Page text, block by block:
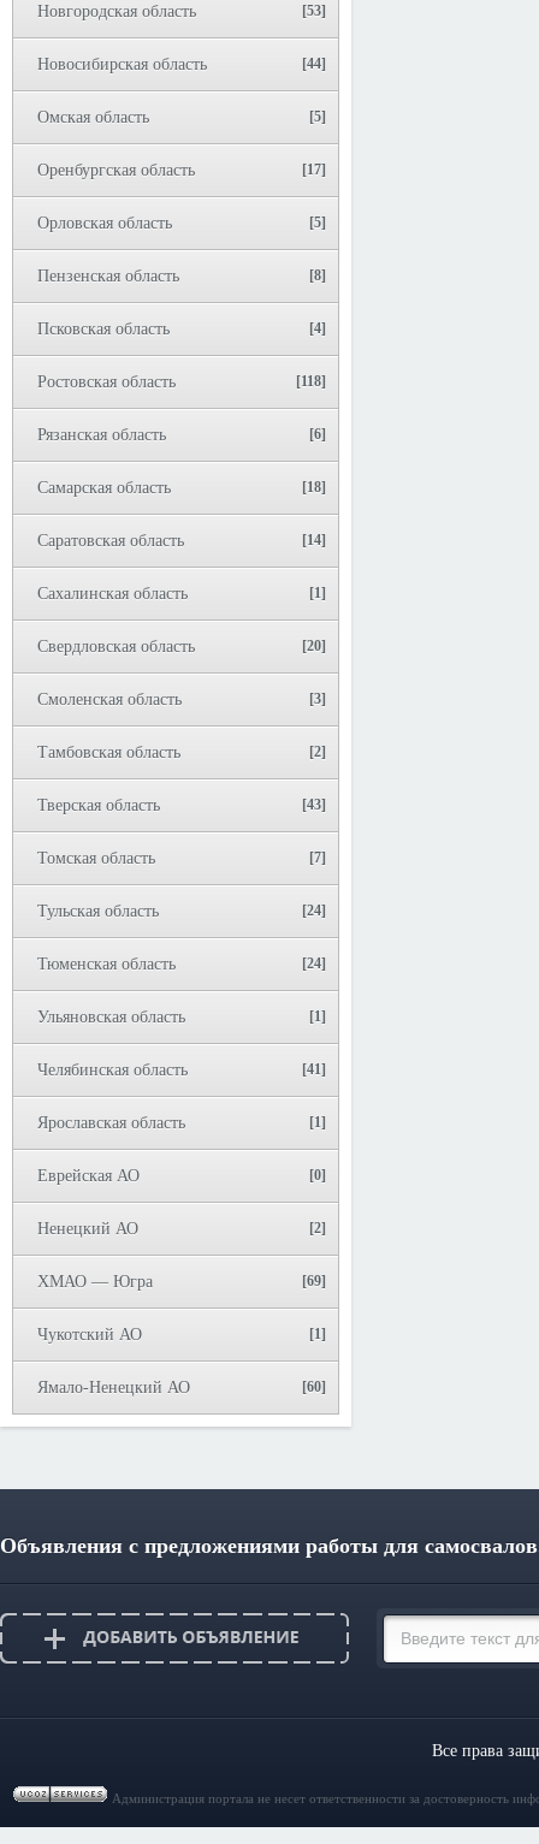
Новгородская область [53]
Новосибирская область [44]
Омская область [5]
Оренбургская область [17]
Орловская область [5]
Пензенская область [8]
Псковская область [4]
Ростовская область [118]
Рязанская область [6]
Самарская область [18]
Саратовская область [14]
Сахалинская область [1]
Свердловская область [20]
Смоленская область [3]
Тамбовская область [2]
Тверская область [43]
Томская область [7]
Тульская область [24]
Тюменская область [24]
Ульяновская область [1]
Челябинская область [41]
Ярославская область [1]
Еврейская АО [0]
Ненецкий АО [2]
ХМАО — Югра [69]
Чукотский АО [1]
Ямало-Ненецкий АО [60]
Объявления с предложениями работы для
Все права
Администрация портала не несет ответственности за достоверность